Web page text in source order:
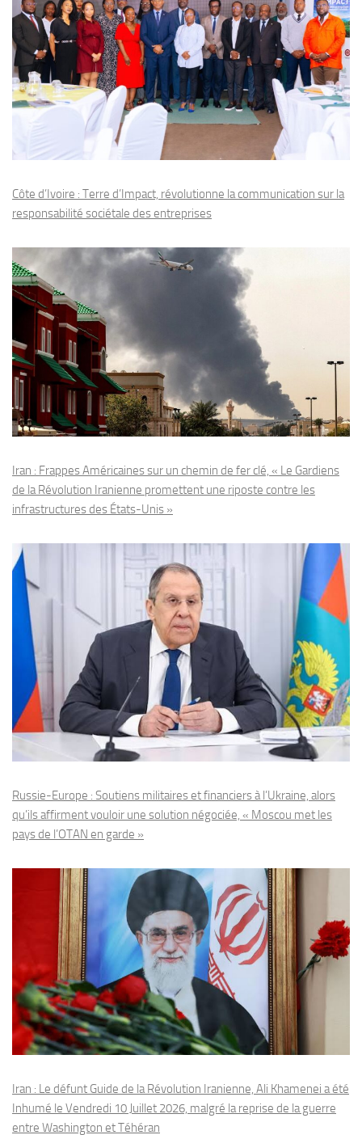
Côte d’Ivoire : Terre d’Impact, révolutionne la communication sur la
responsabilité sociétale des entreprises
Iran : Frappes Américaines sur un chemin de fer clé, « Le Gardiens
de la Révolution Iranienne promettent une riposte contre les
infrastructures des États-Unis »
Russie-Europe : Soutiens militaires et financiers à l’Ukraine, alors
qu’ils affirment vouloir une solution négociée, « Moscou met les
pays de l’OTAN en garde »
Iran : Le défunt Guide de la Révolution Iranienne, Ali Khamenei a été
Inhumé le Vendredi 10 Juillet 2026, malgré la reprise de la guerre
entre Washington et Téhéran